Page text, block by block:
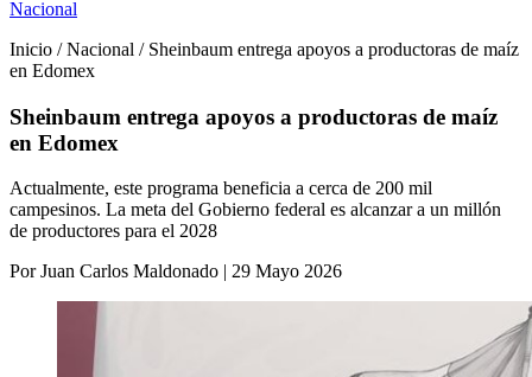
Nacional
Inicio / Nacional / Sheinbaum entrega apoyos a productoras de maíz
en Edomex
Sheinbaum entrega apoyos a productoras de maíz
en Edomex
Actualmente, este programa beneficia a cerca de 200 mil
campesinos. La meta del Gobierno federal es alcanzar a un millón
de productores para el 2028
Por Juan Carlos Maldonado | 29 Mayo 2026